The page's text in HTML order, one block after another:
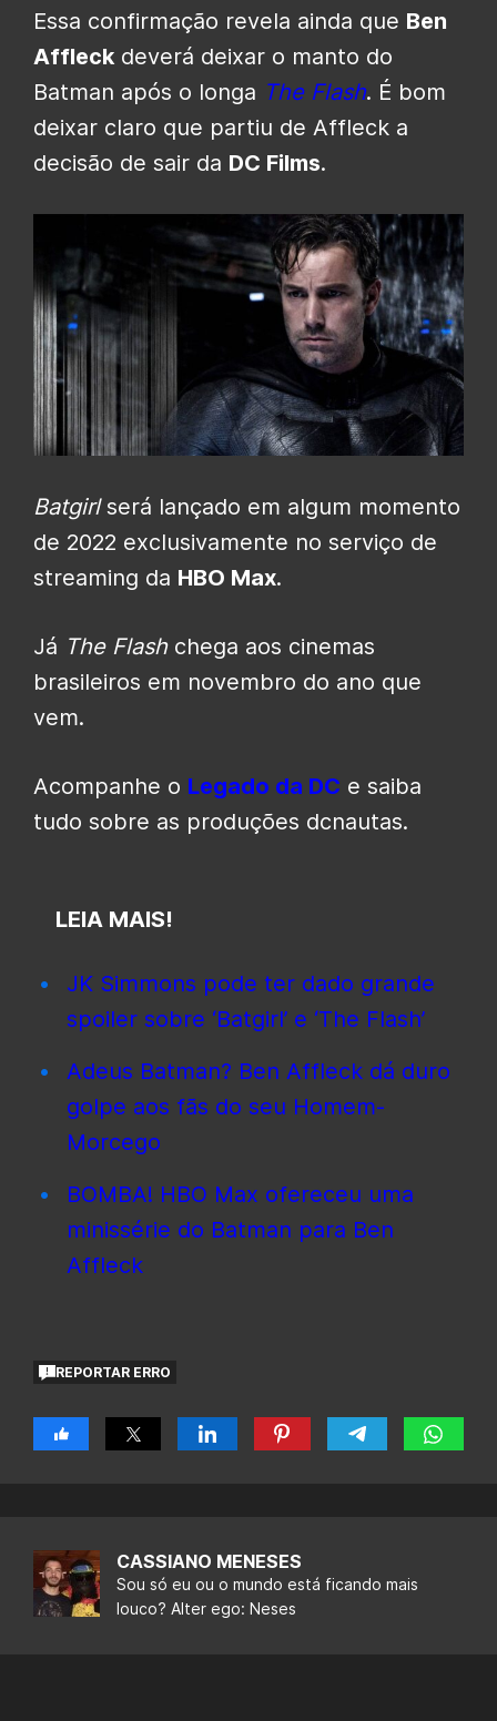
Essa confirmação revela ainda que Ben
Affleck deverá deixar o manto do
Batman após o longa The Flash. É bom
deixar claro que partiu de Affleck a
decisão de sair da DC Films.
Batgirlserá lançado em algum momento
de 2022 exclusivamente no serviço de
streaming da HBO Max.
Já The Flashchega aos cinemas
brasileiros em novembro do ano que
vem.
Acompanhe o Legado da DC e saiba
tudo sobre as produções dcnautas.
LEIA MAIS!
JK Simmons pode ter dado grande
spoiler sobre ‘Batgirl’ e ‘The Flash’
Adeus Batman? Ben Affleck dá duro
golpe aos fãs do seu Homem-
Morcego
BOMBA! HBO Max ofereceu uma
minissérie do Batman para Ben
Affleck
REPORTAR ERRO
CASSIANO MENESES
Sou só eu ou o mundo está ficando mais
louco? Alter ego: Neses